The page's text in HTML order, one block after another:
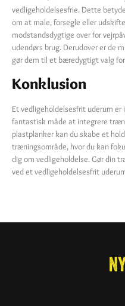
vedligeholdelsesfrie. Dette
om at male, forsegle eller
modstandsdygtige over for
udendørs brug. Derudover er de
gør dem til et bæredygtigt valg
Konklusion
Et vedligeholdelsesfrit uderum
fantastisk måde at integrere
plastplanker kan du skabe et
træningsområde, hvor du kan
dig om vedligeholdelse. Gør din
ved et vedligeholdelsesfrit